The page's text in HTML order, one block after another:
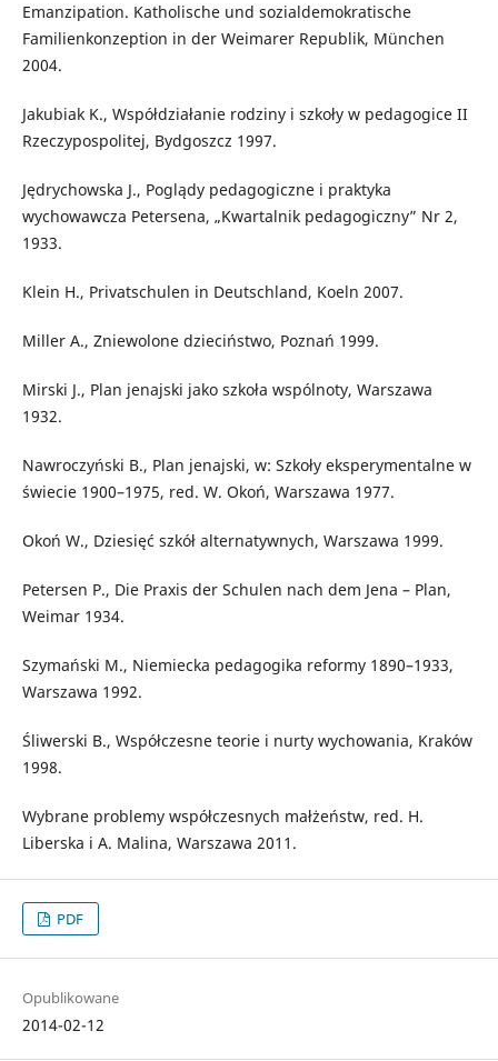
Emanzipation. Katholische und sozialdemokratische
Familienkonzeption in der Weimarer Republik, München
2004.
Jakubiak K., Współdziałanie rodziny i szkoły w pedagogice II
Rzeczypospolitej, Bydgoszcz 1997.
Jędrychowska J., Poglądy pedagogiczne i praktyka
wychowawcza Petersena, „Kwartalnik pedagogiczny” Nr 2,
1933.
Klein H., Privatschulen in Deutschland, Koeln 2007.
Miller A., Zniewolone dzieciństwo, Poznań 1999.
Mirski J., Plan jenajski jako szkoła wspólnoty, Warszawa
1932.
Nawroczyński B., Plan jenajski, w: Szkoły eksperymentalne w
świecie 1900–1975, red. W. Okoń, Warszawa 1977.
Okoń W., Dziesięć szkół alternatywnych, Warszawa 1999.
Petersen P., Die Praxis der Schulen nach dem Jena – Plan,
Weimar 1934.
Szymański M., Niemiecka pedagogika reformy 1890–1933,
Warszawa 1992.
Śliwerski B., Współczesne teorie i nurty wychowania, Kraków
1998.
Wybrane problemy współczesnych małżeństw, red. H.
Liberska i A. Malina, Warszawa 2011.
PDF
Opublikowane
2014-02-12